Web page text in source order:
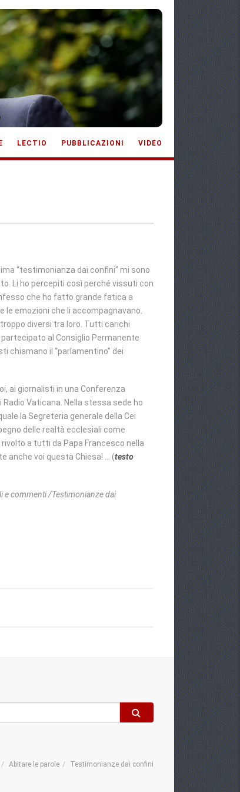
LECTIO PUBBLICAZIONI VIDEO
“testimonianza dai confini” mi sono
Li ho percepiti così perché vissuti con
che ho fatto grande fatica a
le emozioni che li accompagnavano.
diversi tra loro. Tutti carichi
al Consiglio Permanente
chiamano il “parlamentino” dei
ai giornalisti in una Conferenza
Radio Vaticana. Nella stessa sede ho
la Segreteria generale della Cei
delle realtà ecclesiali come
a tutti da Papa Francesco nella
anche voi questa Chiesa! … (testo
e commenti /Testimonianze dai
Abitare le parole Testimonianze dai confini